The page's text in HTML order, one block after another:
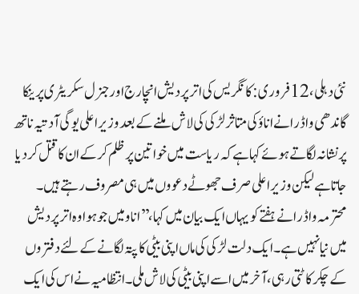
نئی دہلی،12 فروری :کانگریس کی اترپردیش انچارج اور جنرل سکریٹری پرینکا
گاندھی واڈرا نے اناؤ کی متاثر لڑکی کی لاش ملنے کے بعد وزیراعلی یوگی آدتیہ ناتھ
پر نشانہ لگاتے ہوئے کہا ہے کہ ریاست میں خواتین پر ظلم کر کے ان کا قتل کردیا
جاتا ہے لیکن وزیراعلی صرف جھوٹے دعووں میں ہی مصروف رہتے ہیں۔
محترمہ واڈرا نے ہفتے کو یہاں ایک بیان میں کہا،’’اناو میں جو ہوا وہ اترپردیش
میں نیا نہیں ہے۔ایک دلت لڑکی کی ماں اپنی بیٹی کا پتہ لگانے کےلئے دفتروں
کے چکر کاٹتی رہی،آخر میں اسے اپنی بیٹی کی لاش ملی۔انتظامیہ نے اس کی ایک